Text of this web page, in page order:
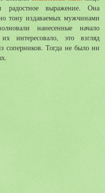
радостное выражение. Она
тону издаваемых мужчинами
нанесенные начало
интересовало, это взгляд
соперников. Тогда не было ни